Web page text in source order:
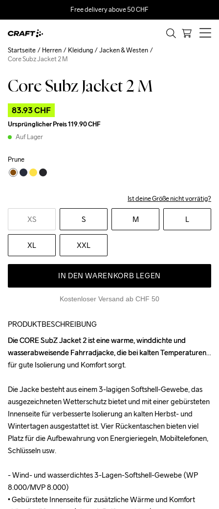
Free delivery above 50 CHF
Core Subz Jacket 2 M
83.93 CHF
Ursprünglicher Preis119.90 CHF
Auf Lager
Prune
Ist deine Größe nicht vorrätig?
XS S M L
XL XXL
IN DEN WARENKORB LEGEN
Kostenloser Versand ab CHF 50
Startseite Herren Kleidung
Jacken & Westen
Core Subz Jacket 2 M
Outlet
PRODUKTBESCHREIBUNG
Die CORE SubZ Jacket 2 ist eine warme, winddichte und
wasserabweisende Fahrradjacke, die bei kalten Temperaturen
für gute Isolierung und Komfort sorgt.
Die Jacke besteht aus einem 3-lagigen Softshell-Gewebe, das
ausgezeichneten Wetterschutz bietet und mit einer gebürsteten
Innenseite für verbesserte Isolierung an kalten Herbst- und
Wintertagen ausgestattet ist. Vier Rückentaschen bieten viel
Platz für die Aufbewahrung von Energieriegeln, Mobiltelefonen,
Schlüsseln usw.
- Wind- und wasserdichtes 3-Lagen-Softshell-Gewebe (WP
8.000/MVP 8.000)
• Gebürstete Innenseite für zusätzliche Wärme und Komfort
Die CORE SubZ Jacket 2 ist eine warme, winddichte und
wasserabweisende Fahrradjacke, die bei kalten Temperaturen
für gute Isolierung und Komfort sorgt.
Die Jacke besteht aus einem 3-lagigen Softshell-Gewebe, das
ausgezeichneten Wetterschutz bietet und mit einer gebürsteten
Innenseite für verbesserte Isolierung an kalten Herbst- und
Wintertagen ausgestattet ist. Vier Rückentaschen bieten viel
Platz für die Aufbewahrung von Energieriegeln, Mobiltelefonen,
Schlüsseln usw.
- Wind- und wasserdichtes 3-Lagen-Softshell-Gewebe (WP
8.000/MVP 8.000)
• Gebürstete Innenseite für zusätzliche Wärme und Komfort